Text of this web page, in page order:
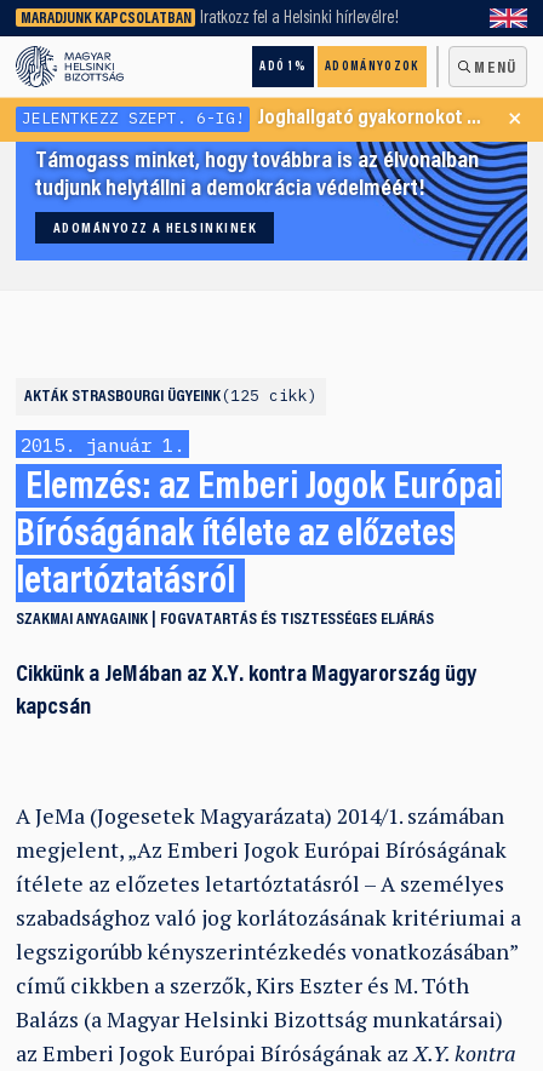
MARADJUNK KAPCSOLATBAN Iratkozz fel a Helsinki hírlevélre!
ADÓ 1% ADOMÁNYOZOK MENÜ
keresőnket!
JELENTKEZZ SZEPT. 6-IG! Joghallgató gyakornokot keresünk Menekültügyi Programunkba ×
Támogass minket, hogy továbbra is az élvonalban
tudjunk helytállni a demokrácia védelméért!
ADOMÁNYOZZ A HELSINKINEK
AKTÁK STRASBOURGI ÜGYEINK 125 cikk
2015. január 1.
Elemzés: az Emberi Jogok Európai
Bíróságának ítélete az előzetes
letartóztatásról
SZAKMAI ANYAGAINK FOGVATARTÁS ÉS TISZTESSÉGES ELJÁRÁS
Cikkünk a JeMában az X.Y. kontra Magyarország ügy
kapcsán
A JeMa (Jogesetek Magyarázata) 2014/1. számában
megjelent, „Az Emberi Jogok Európai Bíróságának
ítélete az előzetes letartóztatásról – A személyes
szabadsághoz való jog korlátozásának kritériumai a
legszigorúbb kényszerintézkedés vonatkozásában”
című cikkben a szerzők, Kirs Eszter és M. Tóth
Balázs (a Magyar Helsinki Bizottság munkatársai)
az Emberi Jogok Európai Bíróságának azX.Y. kontra